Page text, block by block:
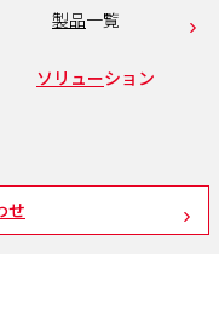
製品一覧
ソリューション
せ